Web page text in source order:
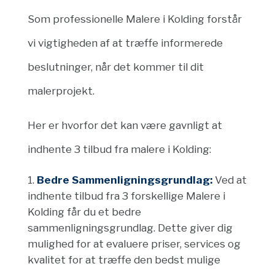
Som professionelle Malere i Kolding forstår
vi vigtigheden af at træffe informerede
beslutninger, når det kommer til dit
malerprojekt.
Her er hvorfor det kan være gavnligt at
indhente 3 tilbud fra malere i Kolding:
Bedre Sammenligningsgrundlag:Ved at
indhente tilbud fra 3 forskellige Malere i
Kolding får du et bedre
sammenligningsgrundlag. Dette giver dig
mulighed for at evaluere priser, services og
kvalitet for at træffe den bedst mulige